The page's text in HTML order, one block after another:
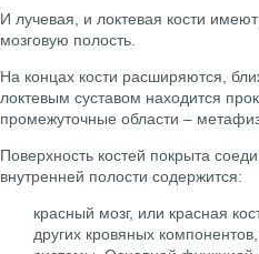
И лучевая, и локтевая кости
мозговую полость.
На концах кости расширяются,
локтевым суставом находится
промежуточные области –
Поверхность костей покрыта
внутренней полости содержится:
красный мозг, или красная
других кровяных